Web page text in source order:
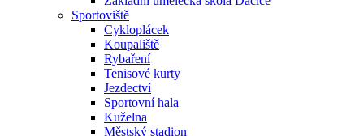
Sportoviště
Cykloplácek
Koupaliště
Rybaření
Tenisové kurty
Jezdectví
Sportovní hala
Kuželna
Městský stadion